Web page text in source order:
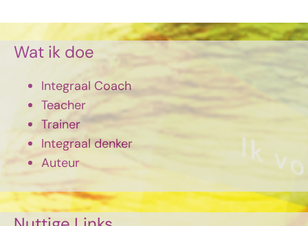
Wat ik doe
Integraal Coach
Teacher
Trainer
Integraal denker
Auteur